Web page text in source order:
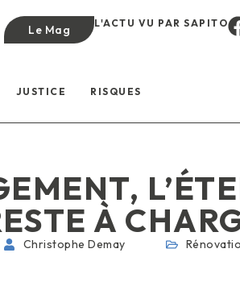
Le Mag L'ACTU VU PAR SAPITO
JUSTICE RISQUES
À
Christophe Demay